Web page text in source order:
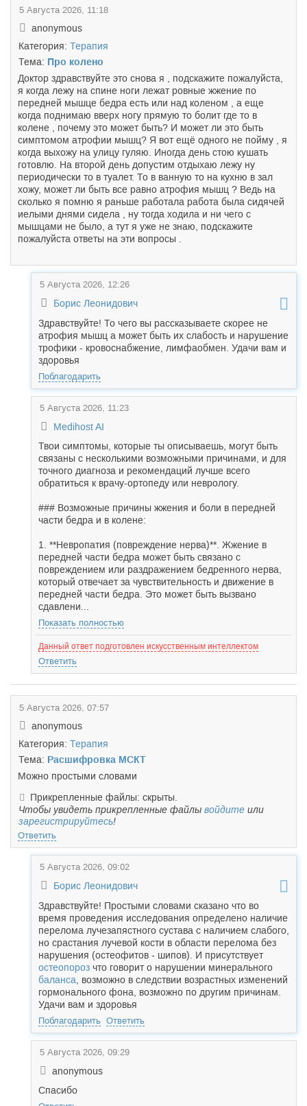
5 Августа 2026, 11:18
anonymous
Категория: Терапия
Тема: Про колено
Доктор здравствуйте это снова я , подскажите пожалуйста,
я когда лежу на спине ноги лежат ровные жжение по
передней мышце бедра есть или над коленом , а еще
когда поднимаю вверх ногу прямую то болит где то в
колене , почему это может быть? И может ли это быть
симптомом атрофии мышц? Я вот ещё одного не пойму , я
когда выхожу на улицу гуляю. Иногда день стою кушать
готовлю. На второй день допустим отдыхаю лежу ну
периодически то в туалет. То в ванную то на кухню в зал
хожу, может ли быть все равно атрофия мышц ? Ведь на
сколько я помню я раньше работала работа была сидячей
иелыми днями сидела , ну тогда ходила и ни чего с
мышцами не было, а тут я уже не знаю, подскажите
пожалуйста ответы на эти вопросы .
5 Августа 2026, 12:26
Борис Леонидович
Здравствуйте! То чего вы рассказываете скорее не
атрофия мышц а может быть их слабость и нарушение
трофики - кровоснабжение, лимфаобмен. Удачи вам и
здоровья
Поблагодарить
5 Августа 2026, 11:23
Medihost AI
Твои симптомы, которые ты описываешь, могут быть
связаны с несколькими возможными причинами, и для
точного диагноза и рекомендаций лучше всего
обратиться к врачу-ортопеду или неврологу.
### Возможные причины жжения и боли в передней
части бедра и в колене:
1. **Невропатия (повреждение нерва)**. Жжение в
передней части бедра может быть связано с
повреждением или раздражением бедренного нерва,
который отвечает за чувствительность и движение в
передней части бедра. Это может быть вызвано
сдавлени...
Показать полностью
Данный ответ подготовлен искусственным интеллектом
Ответить
5 Августа 2026, 07:57
anonymous
Категория: Терапия
Тема: Расшифровка МСКТ
Можно простыми словами
Прикрепленные файлы: скрыты.
Чтобы увидеть прикрепленные файлы войдите или
зарегистрируйтесь!
Ответить
5 Августа 2026, 09:02
Борис Леонидович
Здравствуйте! Простыми словами сказано что во
время проведения исследования определено наличие
перелома лучезапястного сустава с наличием слабого,
но срастания лучевой кости в области перелома без
нарушения (остеофитов - шипов). И присутствует
остеопороз что говорит о нарушении минерального
баланса , возможно в следствии возрастных изменений
гормонального фона, возможно по другим причинам.
Удачи вам и здоровья
Поблагодарить Ответить
5 Августа 2026, 09:29
anonymous
Спасибо